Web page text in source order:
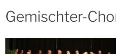
Gemischter-